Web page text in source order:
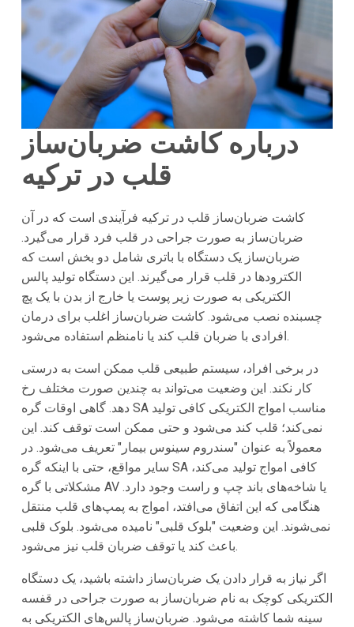
درباره کاشت ضربان‌ساز
قلب در ترکیه
کاشت ضربان‌ساز قلب در ترکیه فرآیندی است که در آن
ضربان‌ساز به صورت جراحی در قلب فرد قرار می‌گیرد.
ضربان‌ساز یک دستگاه با باتری شامل دو بخش است که
الکترودها در قلب قرار می‌گیرند. این دستگاه تولید پالس
الکتریکی به صورت زیر پوست یا خارج از بدن با یک پچ
چسبنده نصب می‌شود. کاشت ضربان‌ساز اغلب برای درمان
افرادی با ضربان قلب کند یا نامنظم استفاده می‌شود.
در برخی افراد، سیستم طبیعی قلب ممکن است به درستی
کار نکند. این وضعیت می‌تواند به چندین صورت مختلف رخ
دهد. گاهی اوقات گره SA مناسب امواج الکتریکی کافی تولید
نمی‌کند؛ قلب کند می‌شود و حتی ممکن است توقف کند. این
معمولاً به عنوان "سندروم سینوس بیمار" تعریف می‌شود. در
سایر مواقع، حتی با اینکه گره SA کافی‌ امواج تولید می‌کند،
مشکلاتی با گره AV یا شاخه‌های باند چپ و راست وجود دارد.
هنگامی که این اتفاق می‌افتد، امواج به پمپ‌های قلب منتقل
نمی‌شوند. این وضعیت "بلوک قلبی" نامیده می‌شود. بلوک قلبی
باعث کند یا توقف ضربان قلب نیز می‌شود.
اگر نیاز به قرار دادن یک ضربان‌ساز داشته باشید، یک دستگاه
الکتریکی کوچک به نام ضربان‌ساز به صورت جراحی در قفسه
سینه شما کاشته می‌شود. ضربان‌ساز پالس‌های الکتریکی به